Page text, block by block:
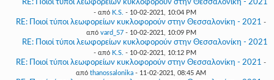
RE: Ποιοί τύποι λεωφορείων κυκλοφορούν στην Θεσσαλονίκη - 2021
- από K.S. - 10-02-2021, 10:04 PM
RE: Ποιοί τύποι λεωφορείων κυκλοφορούν στην Θεσσαλονίκη - 2021 -
από vard_57- 10-02-2021, 10:09 PM
RE: Ποιοί τύποι λεωφορείων κυκλοφορούν στην Θεσσαλονίκη - 2021
- από K.S. - 10-02-2021, 10:12 PM
RE: Ποιοί τύποι λεωφορείων κυκλοφορούν στην Θεσσαλονίκη - 2021 -
από thanossalonika - 11-02-2021, 08:45 AM